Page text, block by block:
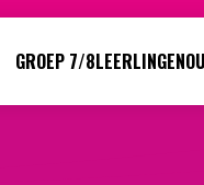
GROEP 7/8LEERLINGEN